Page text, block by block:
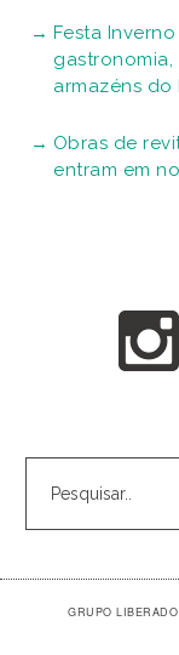
Festa
armazéns do
Obras de
entram em
GRUPO